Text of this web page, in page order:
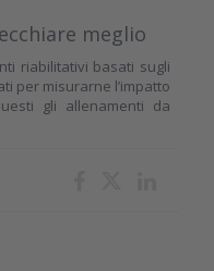
meglio
riabilitativi basati sugli
per misurarne l’impatto
gli allenamenti da